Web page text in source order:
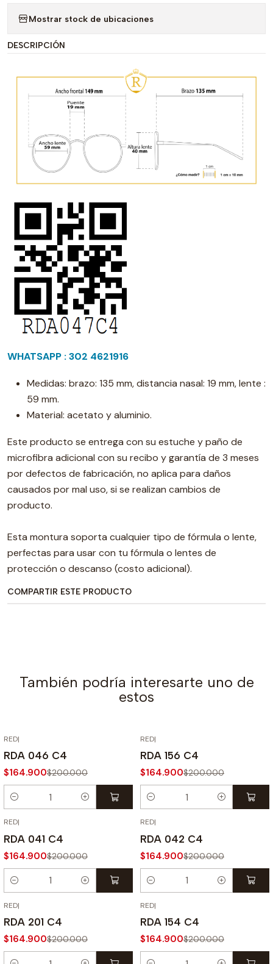
Mostrar stock de ubicaciones
DESCRIPCIÓN
WHATSAPP : 302 4621916
Medidas: brazo: 135 mm, distancia nasal: 19 mm, lente :
59 mm.
Material: acetato y aluminio.
Este producto se entrega con su estuche y paño de
microfibra adicional con su recibo y garantía de 3 meses
por defectos de fabricación, no aplica para daños
causados por mal uso, si se realizan cambios de
producto.
Esta montura soporta cualquier tipo de fórmula o lente,
perfectas para usar con tu fórmula o lentes de
protección o descanso (costo adicional).
COMPARTIR ESTE PRODUCTO
También podría interesarte uno de
estos
RED|
RDA 046 C4
$164.900$200.000
Cantidad
RED|
RDA 156 C4
$164.900$200.000
Cantidad
RED|
RDA 041 C4
$164.900$200.000
Cantidad
RED|
RDA 042 C4
$164.900$200.000
Cantidad
RED|
RDA 201 C4
$164.900$200.000
RED|
RDA 154 C4
$164.900$200.000